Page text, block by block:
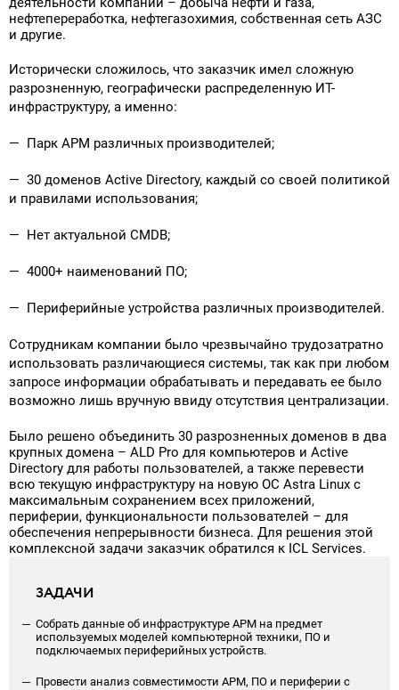
Поставка программного обеспечения и оборудования
нефтепереработка, нефтегазохимия, собственная сеть АЗС
и другие.
Исторически сложилось, что заказчик имел сложную
разрозненную, географически распределенную ИТ-
инфраструктуру, а именно:
— Парк АРМ различных производителей;
— 30 доменов Active Directory, каждый со своей политикой
и правилами использования;
— Нет актуальной CMDB;
— 4000+ наименований ПО;
— Периферийные устройства различных производителей.
Сотрудникам компании было чрезвычайно трудозатратно
использовать различающиеся системы, так как при любом
запросе информации обрабатывать и передавать ее было
возможно лишь вручную ввиду отсутствия централизации.
Было решено объединить 30 разрозненных доменов в два
крупных домена – ALD Pro для компьютеров и Active
Directory для работы пользователей, а также перевести
всю текущую инфраструктуру на новую ОС Astra Linux с
максимальным сохранением всех приложений,
периферии, функциональности пользователей – для
обеспечения непрерывности бизнеса. Для решения этой
комплексной задачи заказчик обратился к ICL Services.
ЗАДАЧИ
Собрать данные об инфраструктуре АРМ на предмет
используемых моделей компьютерной техники, ПО и
подключаемых периферийных устройств.
Провести анализ совместимости АРМ, ПО и периферии с